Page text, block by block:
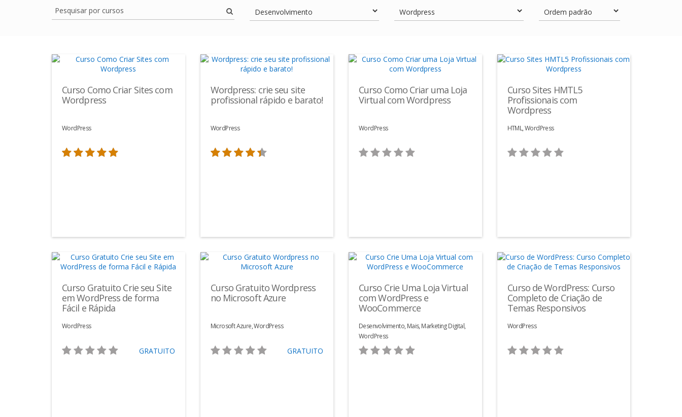
Pesquisar por cursos
Curso Como Criar Sites com
Wordpress
WordPress
Wordpress: crie seu site
profissional rápido e barato!
WordPress
Curso Como Criar uma Loja
Virtual com Wordpress
WordPress
Curso Sites HMTL5
Profissionais com
Wordpress
HTML, WordPress
Curso Gratuito Crie seu Site
em WordPress de forma
Fácil e Rápida
WordPress
GRATUITO
Curso Gratuito Wordpress
no Microsoft Azure
Microsoft Azure, WordPress
GRATUITO
Curso Crie Uma Loja Virtual
com WordPress e
WooCommerce
Desenvolvimento, Mais, Marketing Digital,
WordPress
Curso de WordPress: Curso
Completo de Criação de
Temas Responsivos
WordPress